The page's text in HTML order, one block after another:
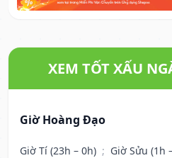
XEM TỐT XẤU
Giờ Hoàng Đạo
Giờ Tí (23h – 0h) ; Giờ Sửu (1h